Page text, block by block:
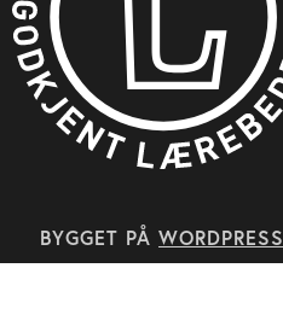
BYGGET PÅ WORDPRESS